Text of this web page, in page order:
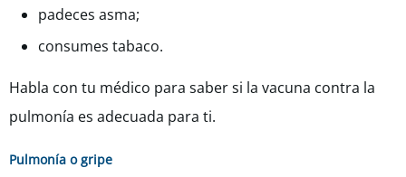
padeces asma;
consumes tabaco.
Habla con tu médico para saber si la vacuna contra la
pulmonía es adecuada para ti.
Pulmonía o gripe